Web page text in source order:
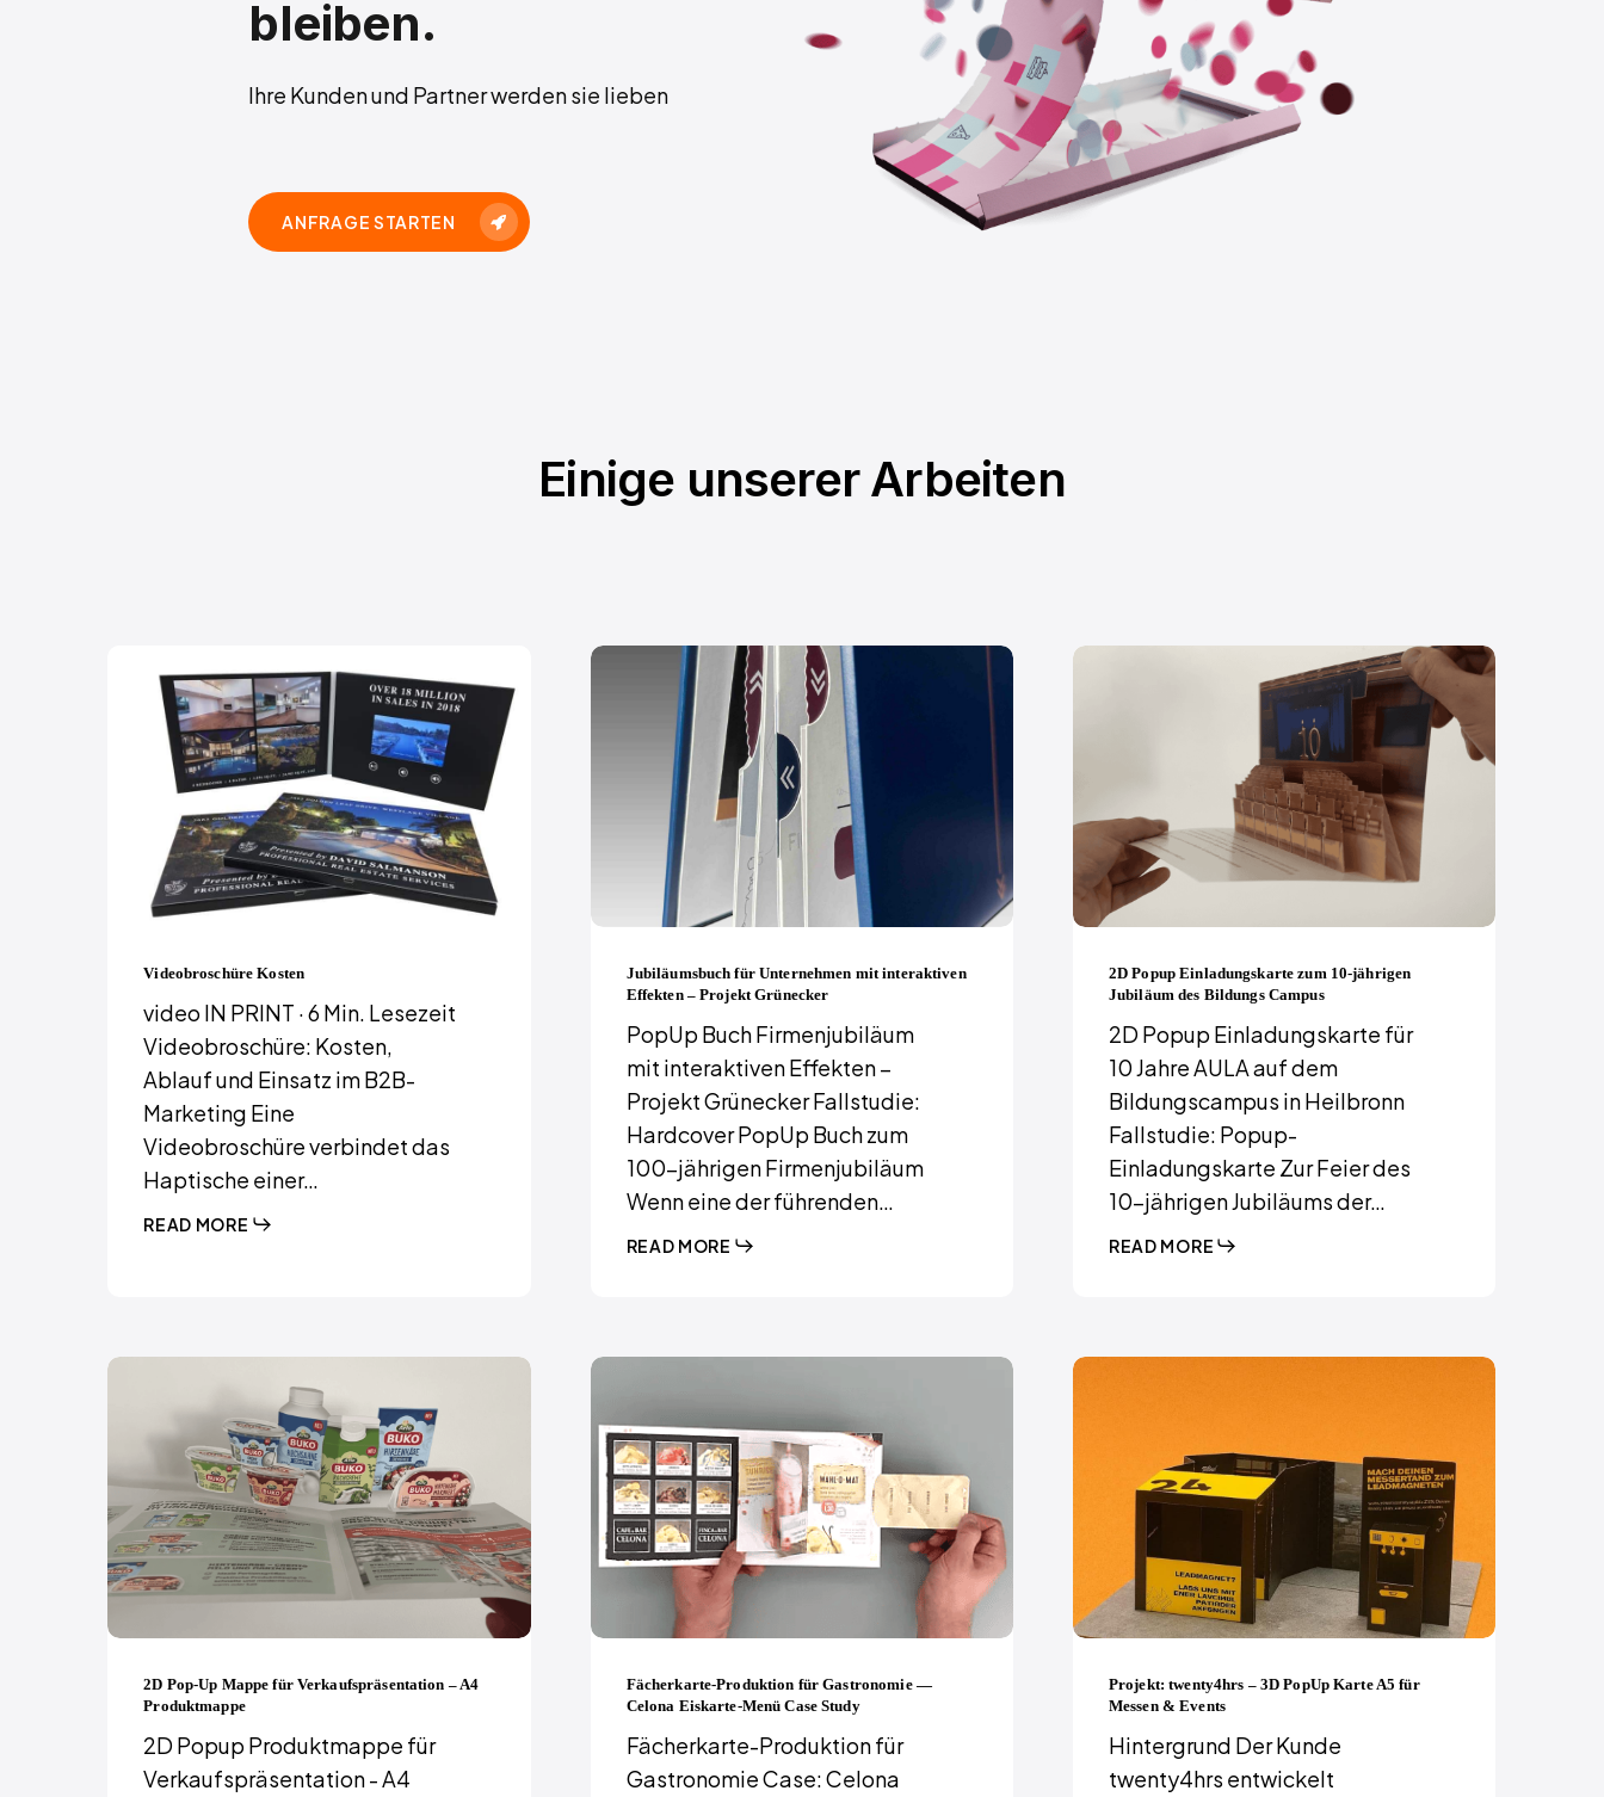
bleiben.
Ihre Kunden und Partner werden sie lieben
ANFRAGE STARTEN
Einige unserer Arbeiten
Videobroschüre Kosten
video IN PRINT · 6 Min. Lesezeit
Videobroschüre: Kosten,
Ablauf und Einsatz im B2B-
Marketing Eine
Videobroschüre verbindet das
Haptische einer…
READ MORE
Jubiläumsbuch für Unternehmen mit interaktiven
Effekten – Projekt Grünecker
PopUp Buch Firmenjubiläum
mit interaktiven Effekten –
Projekt Grünecker Fallstudie:
Hardcover PopUp Buch zum
100-jährigen Firmenjubiläum
Wenn eine der führenden…
READ MORE
2D Popup Einladungskarte zum 10-jährigen
Jubiläum des Bildungs Campus
2D Popup Einladungskarte für
10 Jahre AULA auf dem
Bildungscampus in Heilbronn
Fallstudie: Popup-
Einladungskarte Zur Feier des
10-jährigen Jubiläums der…
READ MORE
2D Pop-Up Mappe für Verkaufspräsentation – A4
Produktmappe
2D Popup Produktmappe für
Verkaufspräsentation - A4
Fächerkarte-Produktion für Gastronomie —
Celona Eiskarte-Menü Case Study
Fächerkarte-Produktion für
Gastronomie Case: Celona
Projekt: twenty4hrs – 3D PopUp Karte A5 für
Messen & Events
Hintergrund Der Kunde
twenty4hrs entwickelt